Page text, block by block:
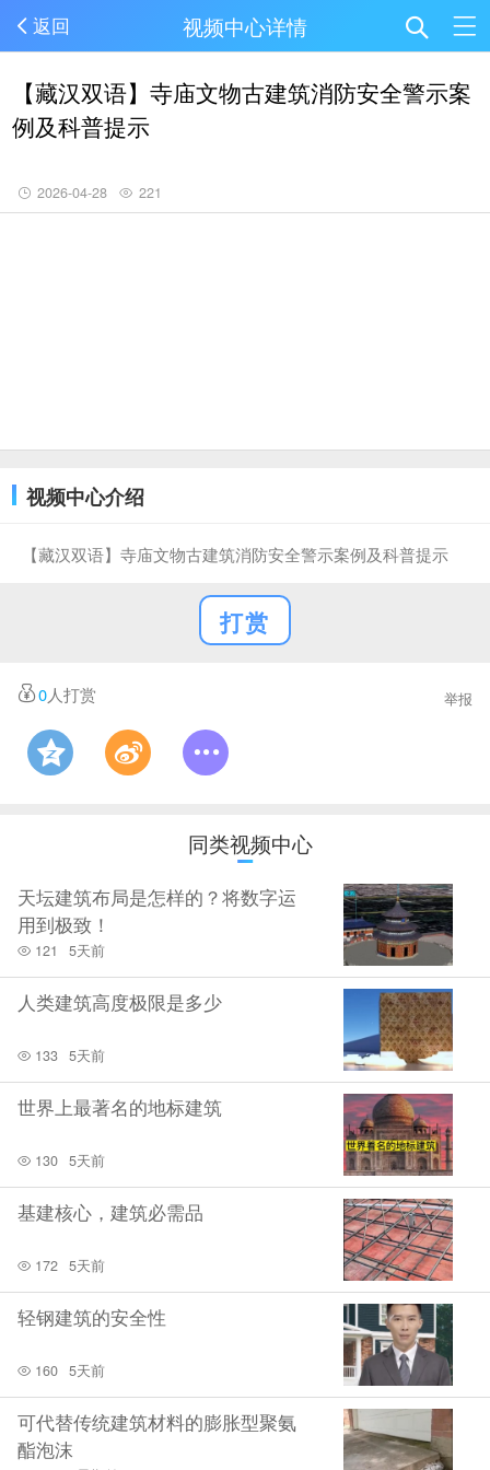
返回 视频中心详情
【藏汉双语】寺庙文物古建筑消防安全警示案
例及科普提示
2026-04-28 221
视频中心介绍
【藏汉双语】寺庙文物古建筑消防安全警示案例及科普提示
打赏
0人打赏 举报
同类视频中心
天坛建筑布局是怎样的？将数字运
用到极致！
121 5天前
人类建筑高度极限是多少
133 5天前
世界上最著名的地标建筑
130 5天前
基建核心，建筑必需品
172 5天前
轻钢建筑的安全性
160 5天前
可代替传统建筑材料的膨胀型聚氨
酯泡沫